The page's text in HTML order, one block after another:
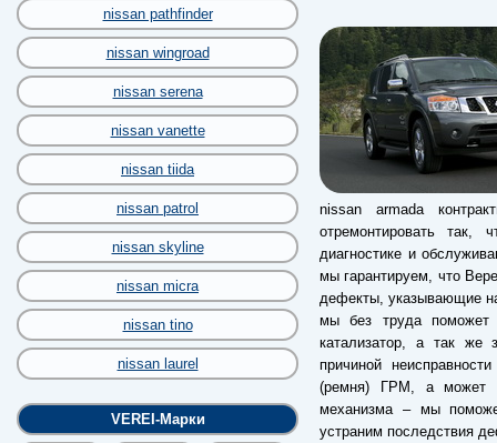
nissan pathfinder
nissan wingroad
nissan serena
nissan vanette
nissan tiida
nissan patrol
nissan skyline
nissan micra
nissan tino
nissan laurel
VEREI-Марки
nissan armada
отремонтировать
диагностике и
мы гарантируем, что
дефекты, указывающие
мы без труда поможет
катализатор, а так же
причиной
(ремня) ГРМ, а может
механизма – мы
устраним последствия